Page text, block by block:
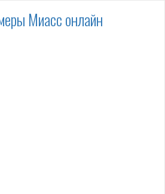
Миасс онлайн